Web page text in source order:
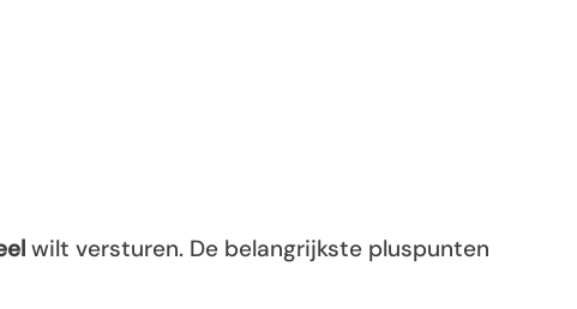
wilt versturen. De belangrijkste pluspunten